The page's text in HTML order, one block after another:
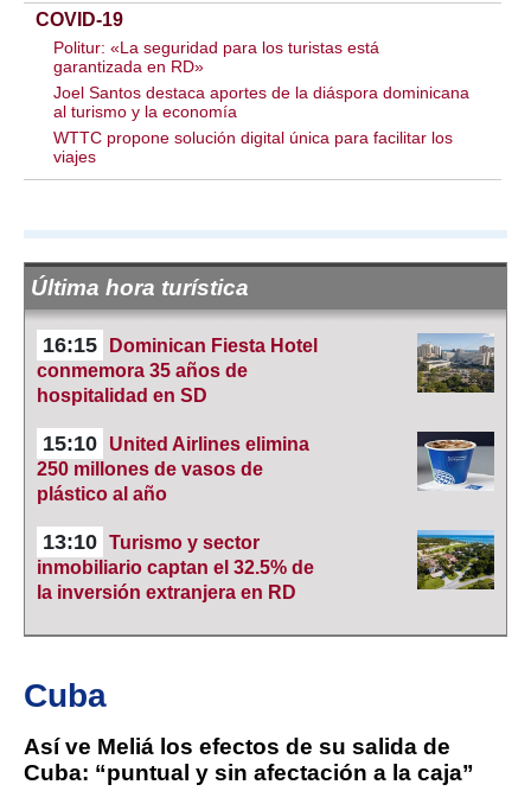
COVID-19
Politur: «La seguridad para los turistas está
garantizada en RD»
Joel Santos destaca aportes de la diáspora dominicana
al turismo y la economía
WTTC propone solución digital única para facilitar los
viajes
Última hora turística
16:15
Dominican Fiesta Hotel
conmemora 35 años de
hospitalidad en SD
15:10
United Airlines elimina
250 millones de vasos de
plástico al año
13:10 Turismo y sector
inmobiliario captan el 32.5% de
la inversión extranjera en RD
Cuba
Así ve Meliá los efectos de su salida de
Cuba: “puntual y sin afectación a la caja”